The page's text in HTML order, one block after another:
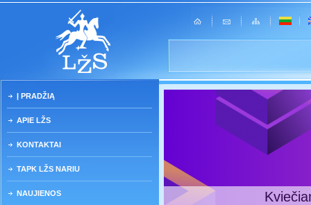
Į PRADŽIĄ
APIE LŽS
KONTAKTAI
TAPK LŽS NARIU
NAUJIENOS